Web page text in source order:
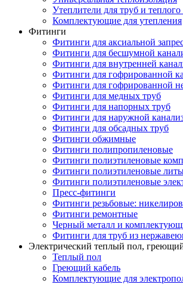
Утеплители для труб и теплого
Комплектующие для утепления
Фитинги
Фитинги для аксиальной
Фитинги для бесшумной
Фитинги для внутренней
Фитинги для гофрированной
Фитинги для гофрированной
Фитинги для медных труб
Фитинги для напорных труб
Фитинги для наружной
Фитинги для обсадных труб
Фитинги обжимные
Фитинги полипропиленовые
Фитинги полиэтиленовые
Фитинги полиэтиленовые
Фитинги полиэтиленовые
Пресс-фитинги
Фитинги резьбовые:
Фитинги ремонтные
Черный металл и
Фитинги для труб из
Электрический теплый пол,
Теплый пол
Греющий кабель
Комплектующие для